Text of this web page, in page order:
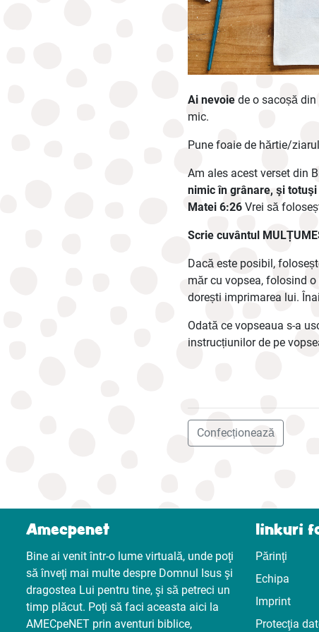
Ai nevoie de o sacoșă
mic.
Pune foaie de hărtie/
Am ales acest verset din
nimic în grânare, şi
Matei 6:26 Vrei să
Scrie cuvântul
Dacă este posibil,
măr cu vopsea, folosind
dorești imprimarea lui.
Odată ce vopseaua s-a
instrucțiunilor de pe
Confecționează
Amecpenet
Bine ai venit într-o lume virtuală, unde poţi
să înveţi mai multe despre Domnul Isus şi
dragostea Lui pentru tine, şi să petreci un
timp plăcut. Poţi să faci aceasta aici la
AMECpeNET prin aventuri biblice,
linkuri
Părinţi
Echipa
Imprint
Protecţia